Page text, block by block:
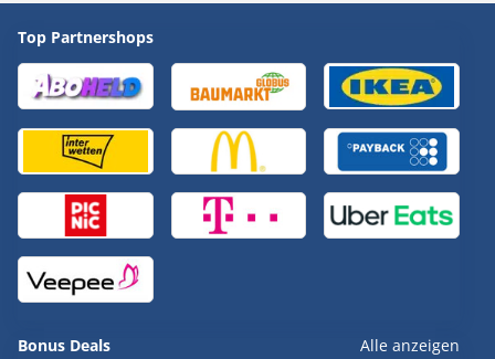
Top Partnershops
Bonus Deals Alle anzeigen